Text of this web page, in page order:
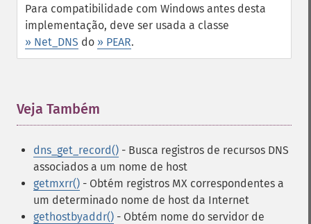
Para compatibilidade com Windows antes desta
implementação, deve ser usada a classe
» Net_DNS do » PEAR.
Veja Também
dns_get_record() - Busca registros de recursos DNS
associados a um nome de host
getmxrr() - Obtém registros MX correspondentes a
um determinado nome de host da Internet
gethostbyaddr() - Obtém nome do servidor de